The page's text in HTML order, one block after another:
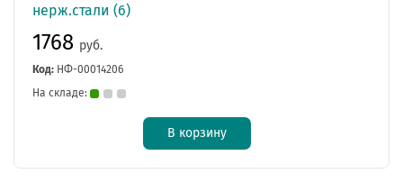
нерж.стали (6)
1768 руб.
Код: НФ-00014206
На складе:
В корзину